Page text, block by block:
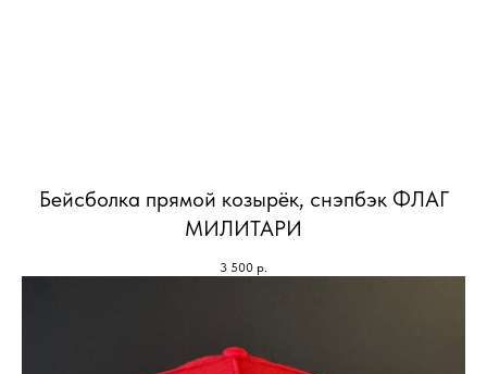
Бейсболка прямой козырёк, снэпбэк ФЛАГ
МИЛИТАРИ
3 500 р.